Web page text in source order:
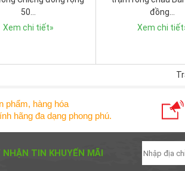
50…
Xem chi tiết»
đồng…
Xem chi tiết
phẩm, hàng hóa
hãng đa dạng phong phú.
NHẬN TIN KHUYẾN MÃI